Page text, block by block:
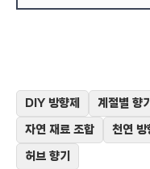
DIY 방향제 계절별 향기
자연 재료 조합 천연 방
허브 향기